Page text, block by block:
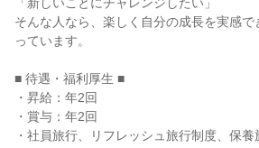
そんな人なら、楽しく自分の成長を実感
っています。
■ 待遇・福利厚生 ■
・昇給：年2回
・賞与：年2回
・社員旅行、リフレッシュ旅行制度、保養